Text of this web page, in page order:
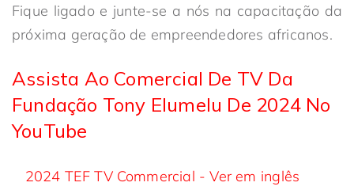
Fique ligado e junte-se a nós na capacitação da
próxima geração de empreendedores africanos.
Assista Ao Comercial De TV Da
Fundação Tony Elumelu De 2024 No
YouTube
2024 TEF TV Commercial - Ver em inglês